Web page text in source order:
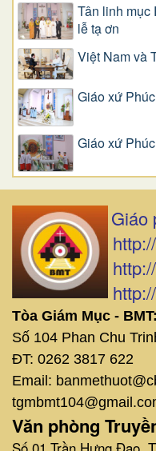
Tân linh mục
lễ tạ ơn
Việt Nam và
Giáo xứ
Giáo xứ
Giáo
Tòa Giám Mục - BMT:
Số 104 Phan Chu
ĐT: 0262 3817 622
Email:
Văn phòng